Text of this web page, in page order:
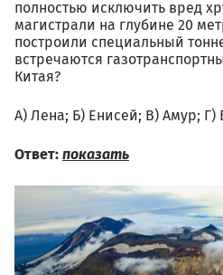
полностью исключить вред
магистрали на глубине 20
построили специальный
встречаются
Китая?
А) Лена; Б) Енисей; В) Амур; Г)
Ответ: показать